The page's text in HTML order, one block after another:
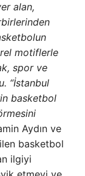
alan,
motiflerle
spor ve
“İstanbul
basketbol
Aydın ve
basketbol
ilgiyi